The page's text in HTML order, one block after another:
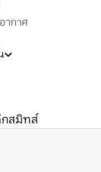
ากาศ
สมิทส์